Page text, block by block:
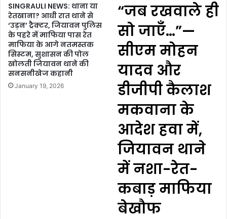
SINGRAULI NEWS: थाना या
रेतखाना? आधी रात थाने से
‘उड़न’ ट्रैक्टर, जियावन पुलिस
के पहरे में माफिया पास रेत
माफिया के आगे नतमस्तक
सिस्टम, सुशासन की पोल
खोलती जियावन थाने की
सनसनीखेज कहानी
January 19, 2026
“जब रखवाले ही
सो जाएँ…”—
सीएम मोहन
यादव और
डीजीपी कैलाश
मकवाना के
आदेश हवा में,
जियावन थाने
में नशा-रेत-
कबाड़ माफिया
बेखौफ